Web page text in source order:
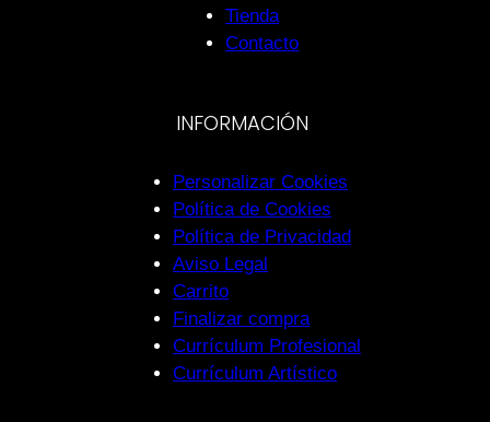
Tienda
Contacto
INFORMACIÓN
Personalizar Cookies
Política de Cookies
Política de Privacidad
Aviso Legal
Carrito
Finalizar compra
Currículum Profesional
Currículum Artístico